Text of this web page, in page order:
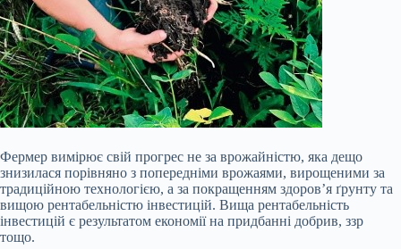
Фермер вимірює свій прогрес не за врожайністю, яка дещо
знизилася порівняно з попередніми врожаями, вирощеними за
традиційною технологією, а за покращенням здоров’я ґрунту та
вищою рентабельністю інвестицій. Вища рентабельність
інвестицій є результатом економії на придбанні добрив, ззр
тощо.